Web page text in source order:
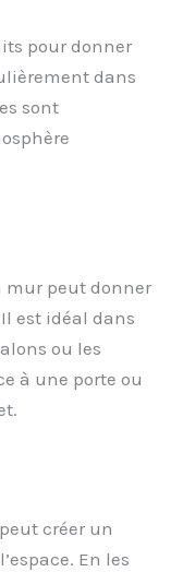
pour donner
dans
sont
mur peut donner
est idéal dans
ou les
à une porte ou
créer un
En les